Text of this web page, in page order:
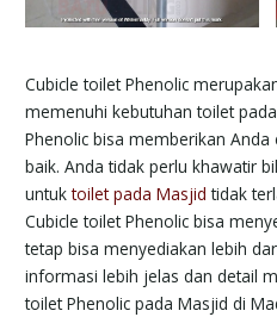
Cubicle toilet Phenolic
memenuhi kebutuhan toilet
Phenolic bisa memberikan
baik. Anda tidak perlu khawatir
untuktoilet pada Masjid tidak
Cubicle toilet Phenolic bisa
tetap bisa menyediakan lebih
informasi lebih jelas dan detail
toilet Phenolic pada Masjid di